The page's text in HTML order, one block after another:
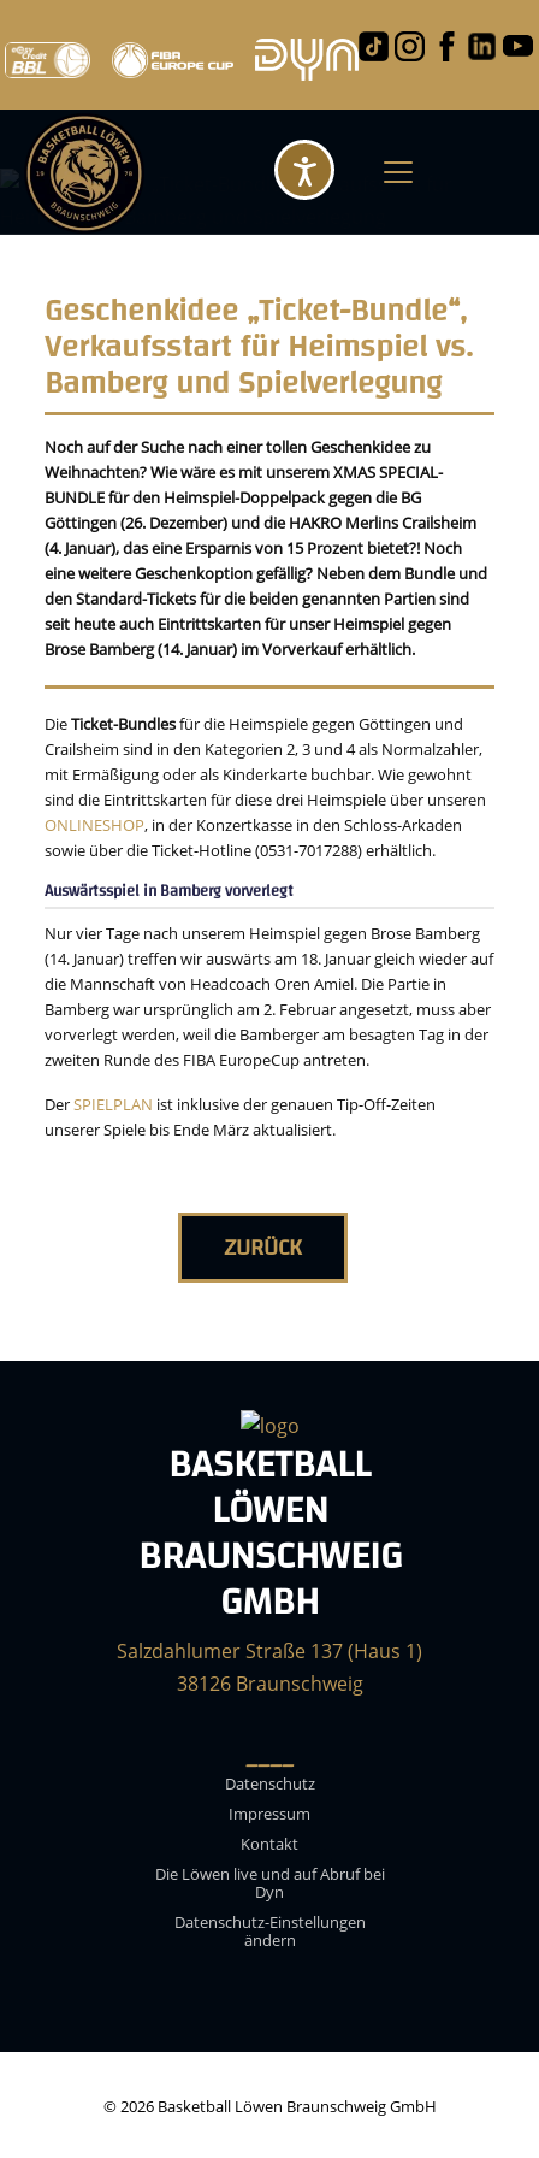
Geschenkidee „Ticket-Bundle“,
Verkaufsstart für Heimspiel vs.
Bamberg und Spielverlegung
Noch auf der Suche nach einer tollen Geschenkidee zu
Weihnachten? Wie wäre es mit unserem XMAS SPECIAL-
BUNDLE für den Heimspiel-Doppelpack gegen die BG
Göttingen (26. Dezember) und die HAKRO Merlins Crailsheim
(4. Januar), das eine Ersparnis von 15 Prozent bietet?! Noch
eine weitere Geschenkoption gefällig? Neben dem Bundle und
den Standard-Tickets für die beiden genannten Partien sind
seit heute auch Eintrittskarten für unser Heimspiel gegen
Brose Bamberg (14. Januar) im Vorverkauf erhältlich.
DieTicket-Bundlesfür die Heimspiele gegen Göttingen und
Crailsheim sind in den Kategorien 2, 3 und 4 als Normalzahler,
mit Ermäßigung oder als Kinderkarte buchbar. Wie gewohnt
sind die Eintrittskarten für diese drei Heimspiele über unseren
ONLINESHOP, in der Konzertkasse in den Schloss-Arkaden
sowie über die Ticket-Hotline (0531-7017288) erhältlich.
Auswärtsspiel in Bamberg vorverlegt
Nur vier Tage nach unserem Heimspiel gegen Brose Bamberg
(14. Januar) treffen wir auswärts am 18. Januar gleich wieder auf
die Mannschaft von Headcoach Oren Amiel. Die Partie in
Bamberg war ursprünglich am 2. Februar angesetzt, muss aber
vorverlegt werden, weil die Bamberger am besagten Tag in der
zweiten Runde des FIBA EuropeCup antreten.
DerSPIELPLAN ist inklusive der genauen Tip-Off-Zeiten
unserer Spiele bis Ende März aktualisiert.
ZURÜCK
BASKETBALL
LÖWEN
BRAUNSCHWEIG
GMBH
Salzdahlumer Straße 137 (Haus 1)
38126 Braunschweig
____
Datenschutz
Impressum
Kontakt
Die Löwen live und auf Abruf bei
Dyn
Datenschutz-Einstellungen
ändern
© 2026 Basketball Löwen Braunschweig GmbH